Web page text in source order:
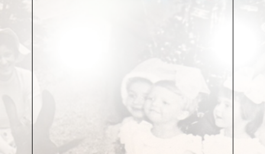
желтые пятна полей, думала – а вот это деревце
если запомнить, пока мы несемся, вернусь ведь
сюда? Глупая детская мысль: если цепляться за что-
то взглядом, оно не исчезнет, оно будет всегда.